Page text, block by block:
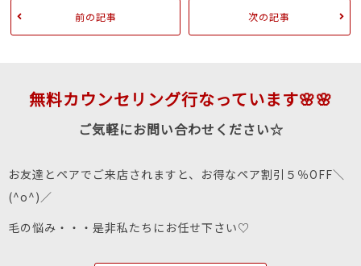
前の記事 次の記事
無料カウンセリング行なっています🌸🌸
ご気軽にお問い合わせください☆
お友達とペアでご来店されますと、お得なペア割引５％OFF＼
(^o^)／
毛の悩み・・・是非私たちにお任せ下さい♡